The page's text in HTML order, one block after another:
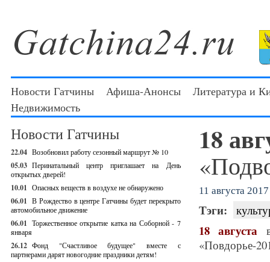
Новости Гатчины Афиша-Анонсы
Литература и
Недвижимость
Новости Гатчины
22.04 Возобновил работу сезонный маршрут № 10
05.03 Перинатальный центр приглашает на День
открытых дверей!
10.01 Опасных веществ в воздухе не обнаружено
06.01 В Рождество в центре Гатчины будет перекрыто
автомобильное движение
06.01 Торжественное открытие катка на Соборной - 7
января
26.12 Фонд "Счастливое будущее" вместе с
партнерами дарят новогодние праздники детям!
18
11 августа 2017
Тэги:
18 августа
«Повдорье-